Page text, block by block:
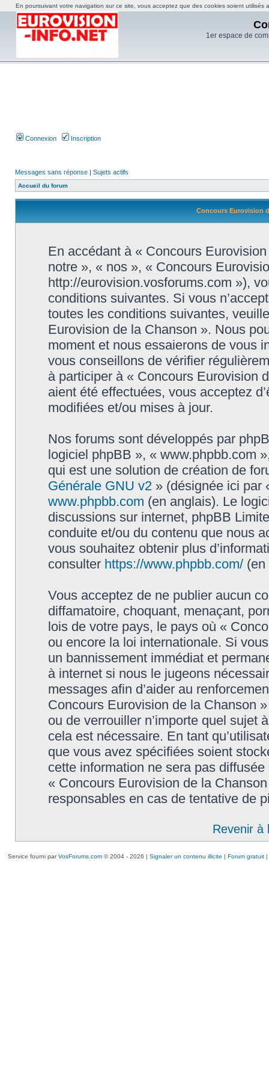
1er espace de
Connexion Inscription
Messages sans réponse | Sujets actifs
Accueil du forum
Concours Eurovision
En accédant à « Concours
notre », « nos », « Concours
http://eurovision.vosforums.com »),
conditions suivantes. Si vous
toutes les conditions suivantes,
Eurovision de la Chanson ». Nous
moment et nous essaierons de vous
vous conseillons de vérifier
à participer à « Concours Eurovision
aient été effectuées, vous acceptez
modifiées et/ou mises à jour.
Nos forums sont développés par
logiciel phpBB », « www.phpbb.com
qui est une solution de création de
Générale GNU v2 » (désignée ici par
www.phpbb.com (en anglais). Le
discussions sur internet, phpBB
conduite et/ou du contenu que nous
vous souhaitez obtenir plus
consulter https://www.phpbb.com/ (en
Vous acceptez de ne publier aucun
diffamatoire, choquant, menaçant,
lois de votre pays, le pays où «
ou encore la loi internationale. Si
un bannissement immédiat et
à internet si nous le jugeons
messages afin d’aider au
Concours Eurovision de la Chanson
ou de verrouiller n’importe quel sujet
cela est nécessaire. En tant
que vous avez spécifiées soient
cette information ne sera pas
« Concours Eurovision de la
responsables en cas de tentative de
Revenir à
Service fourni parVosForums.com© 2004 - 2026 | Signaler un contenu illicite | Forum gratuit|
En poursuivant votre navigation sur ce site, vous acceptez que des cookies soient